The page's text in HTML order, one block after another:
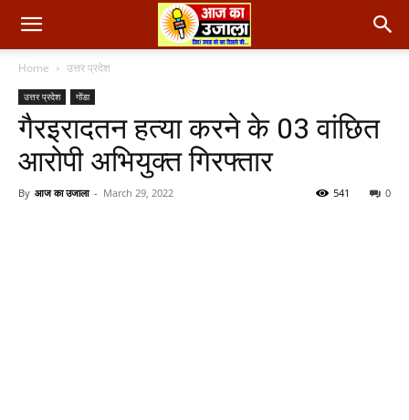
Home उत्तर प्रदेश
उत्तर प्रदेश गोंडा
गैरइरादतन हत्या करने के 03 वांछित
आरोपी अभियुक्त गिरफ्तार
By आज का उजाला - March 29, 2022 0
541